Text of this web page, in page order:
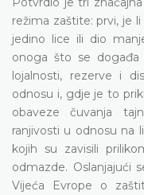
režima zaštite: prvi, je
jedino lice ili dio
onoga štо se
lojalnosti, rezerve i
odnosu i, gdje je to
obaveze čuvanja
ranjivosti u odnosu na
kojih su zavisili
odmazde. Oslanjajući
Vijeća Evrope o